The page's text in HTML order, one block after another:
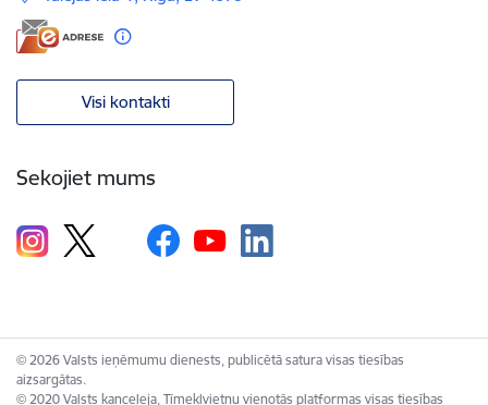
Visi kontakti
Sekojiet mums
© 2026 Valsts ieņēmumu dienests, publicētā satura visas tiesības
aizsargātas.
© 2020 Valsts kanceleja, Tīmekļvietņu vienotās platformas visas tiesības